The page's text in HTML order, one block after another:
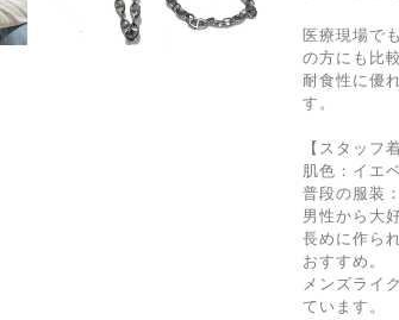
医療現場で
の方にも比
耐食性に優
す。
【スタッフ
肌色：イエ
普段の服装
男性から大
長めに作ら
おすすめ。
メンズライ
ています。